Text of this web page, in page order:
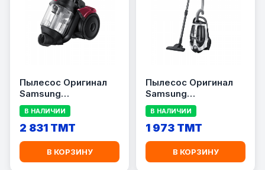
Пылесос Оригинал
Samsung
VC21K5150HP/EV
В НАЛИЧИИ
2 831 TMT
В КОРЗИНУ
Пылесос Оригинал
Samsung
VCC8835V37/XEV
В НАЛИЧИИ
1 973 TMT
В КОРЗИНУ